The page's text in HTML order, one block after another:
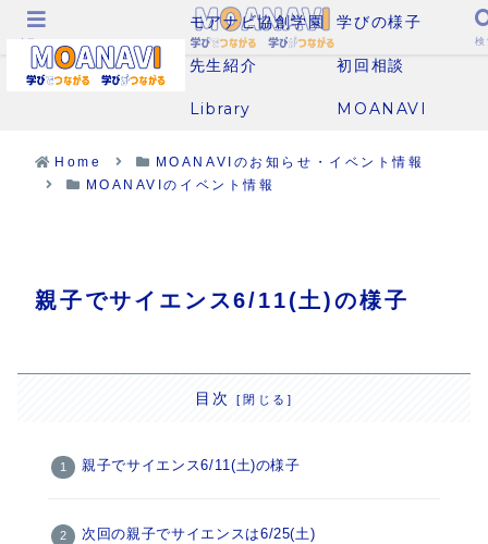
モアナビ協創学園 学びの様子
先生紹介 初回相談
Library MOANAVI
Home
MOANAVIのお知らせ・イベント情報
MOANAVIのイベント情報
親子でサイエンス6/11(土)の様子
目次
親子でサイエンス6/11(土)の様子
次回の親子でサイエンスは6/25(土)
メニュー